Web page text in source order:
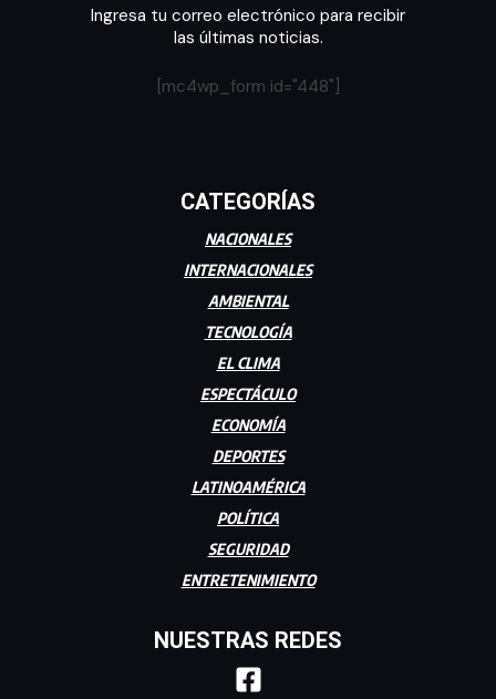
Ingresa tu correo electrónico para recibir
las últimas noticias.
[mc4wp_form id="448"]
CATEGORÍAS
NACIONALES
INTERNACIONALES
AMBIENTAL
TECNOLOGÍA
EL CLIMA
ESPECTÁCULO
ECONOMÍA
DEPORTES
LATINOAMÉRICA
POLÍTICA
SEGURIDAD
ENTRETENIMIENTO
NUESTRAS REDES